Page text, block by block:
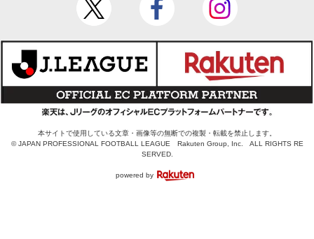
本サイトで使用している文章・画像等の無断での複製・転載を禁止します。
© JAPAN PROFESSIONAL FOOTBALL LEAGUE Rakuten Group, Inc. ALL RIGHTS RE
SERVED.
powered by